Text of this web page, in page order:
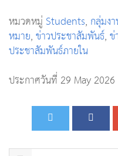
หมวดหมู่Students, กลุ่มง
หมาย,ข่าวประชาสัมพันธ์,
ประชาสัมพันธ์ภายใน
ประกาศวันที่ 29 May 2026